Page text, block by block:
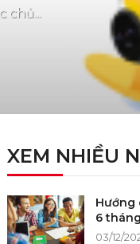
chủ...
XEM NHIỀU
Hướng
6
03/12/